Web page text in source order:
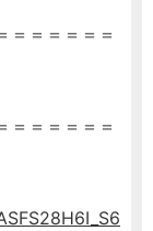
＝＝＝＝＝＝
＝＝＝＝＝＝